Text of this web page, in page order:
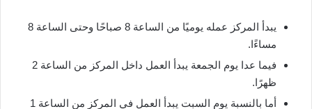
يبدأ المركز عمله يوميًا من الساعة 8 صباحًا وحتى الساعة 8
مساءًا.
فيما عدا يوم الجمعة يبدأ العمل داخل المركز من الساعة 2
ظهرًا.
أما بالنسبة يوم السبت يبدأ العمل في المركز من الساعة 1